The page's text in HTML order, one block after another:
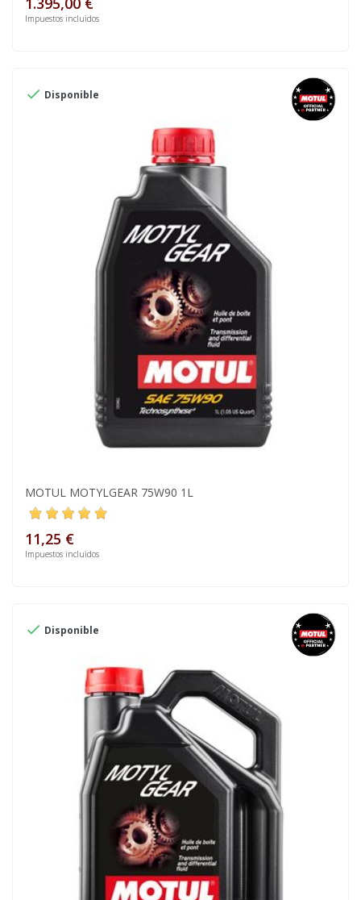
Impuestos incluidos
 Disponible
MOTUL MOTYLGEAR 75W90 1L
11,25 €
Impuestos incluidos
 Disponible